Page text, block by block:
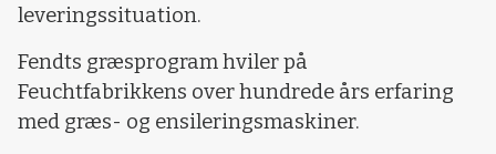
leveringssituation.
Fendts græsprogram hviler på
Feuchtfabrikkens over hundrede års erfaring
med græs- og ensileringsmaskiner.